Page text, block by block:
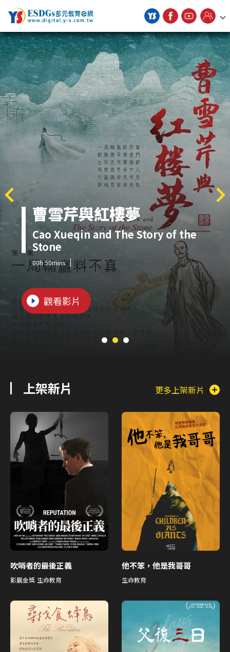
宇勗公播平台
曹雪芹與紅樓夢
Cao Xueqin and The Story of the
Stone
00h 50mins
觀看影片
上架新片
吹哨者的最後正義
影展金獎 生命教育
他不笨，他是我哥哥
生命教育
更多上架新片